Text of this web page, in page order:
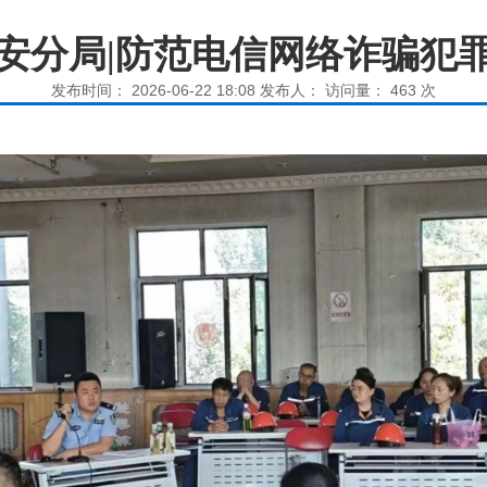
分局|防范电信网络诈骗犯
发布时间： 2026-06-22 18:08 发布人： 访问量： 463 次